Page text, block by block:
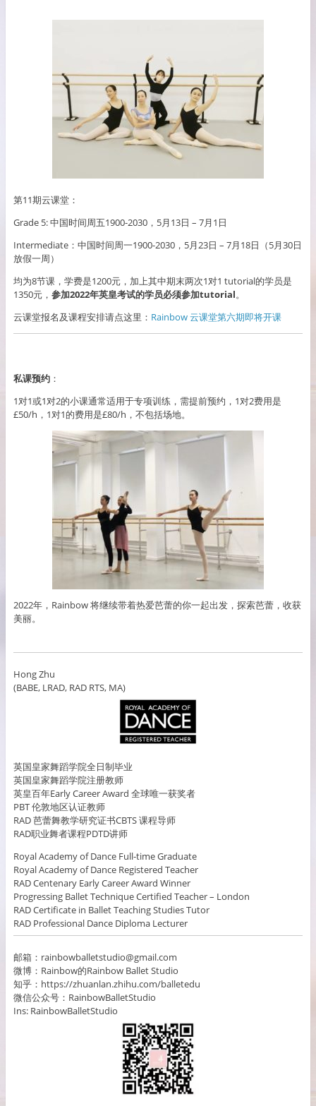
第11期云课堂：
Grade 5: 中国时间周五1900-2030，5月13日 – 7月1日
Intermediate：中国时间周一1900-2030，5月23日 – 7月18日（5月30日
放假一周）
均为8节课，学费是1200元，加上其中期末两次1对1 tutorial的学员是
1350元， 参加2022年英皇考试的学员必须参加tutorial。
云课堂报名及课程安排请点这里： Rainbow 云课堂第六期即将开课
私课预约：
1对1或1对2的小课通常适用于专项训练，需提前预约，1对2费用是
£50/h，1对1的费用是£80/h，不包括场地。
2022年，Rainbow 将继续带着热爱芭蕾的你一起出发，探索芭蕾，收获
美丽。
Hong Zhu
(BABE, LRAD, RAD RTS, MA)
英国皇家舞蹈学院全日制毕业
英国皇家舞蹈学院注册教师
英皇百年Early Career Award 全球唯一获奖者
PBT 伦敦地区认证教师
RAD 芭蕾舞教学研究证书CBTS 课程导师
RAD职业舞者课程PDTD讲师
Royal Academy of Dance Full-time Graduate
Royal Academy of Dance Registered Teacher
RAD Centenary Early Career Award Winner
Progressing Ballet Technique Certified Teacher – London
RAD Certificate in Ballet Teaching Studies Tutor
RAD Professional Dance Diploma Lecturer
邮箱：rainbowballetstudio@gmail.com
微博：Rainbow的Rainbow Ballet Studio
知乎：https://zhuanlan.zhihu.com/balletedu
微信公众号：RainbowBalletStudio
Ins: RainbowBalletStudio